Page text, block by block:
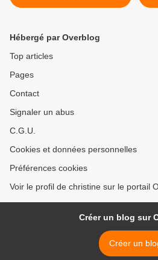
Hébergé par Overblog
Top articles
Pages
Contact
Signaler un abus
C.G.U.
Cookies et données personnelles
Préférences cookies
Voir le profil de christine sur le portail
Créer un blog sur
Créer un